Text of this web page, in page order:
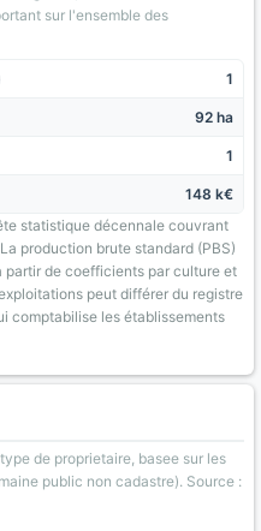
sur l'ensemble des
1
92 ha
1
148 k€
statistique décennale couvrant
production brute standard (PBS)
de coefficients par culture et
peut différer du registre
comptabilise les établissements
de proprietaire, basee sur les
public non cadastre). Source :